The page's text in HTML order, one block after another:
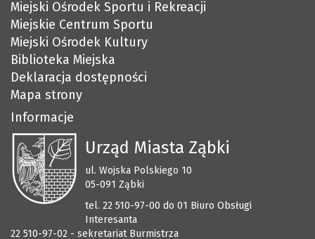
Miejski Ośrodek Sportu i Rekreacji
Miejskie Centrum Sportu
Miejski Ośrodek Kultury
Biblioteka Miejska
Deklaracja dostępności
Mapa strony
Informacje
Urząd Miasta Ząbki
ul. Wojska Polskiego 10
05-091 Ząbki
tel. 22 510-97-00 do 01 Biuro Obsługi
Interesanta
22 510-97-02 - sekretariat Burmistrza